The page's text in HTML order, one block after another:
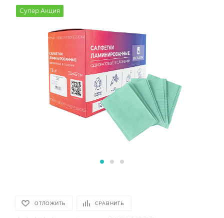
Супер Акция
ОТЛОЖИТЬ СРАВНИТЬ